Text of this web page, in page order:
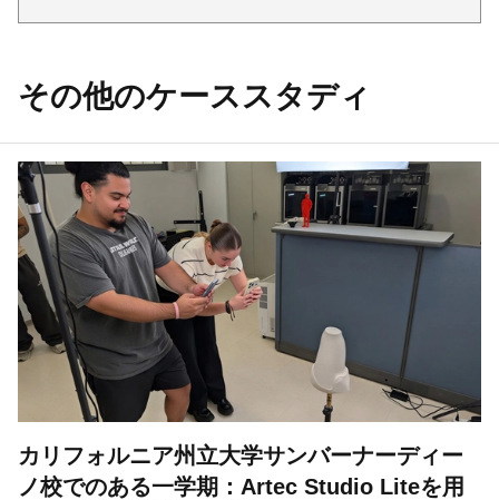
その他のケーススタディ
カリフォルニア州立大学サンバーナーディー
ノ校でのある一学期：Artec Studio Liteを用